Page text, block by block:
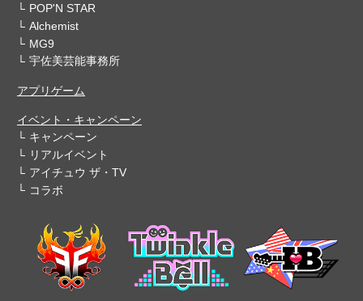
POP'N STAR
Alchemist
MG9
宇佐美芸能事務所
アプリゲーム
イベント・キャンペーン
キャンペーン
リアルイベント
アイチュウ ザ・TV
コラボ